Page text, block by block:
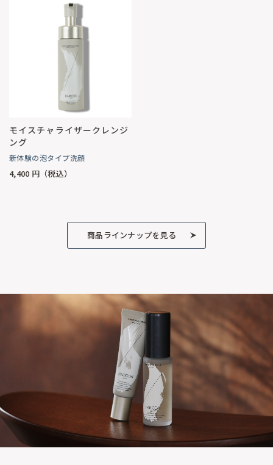
モイスチャライザークレンジ
ング
新体験の泡タイプ洗顔
4,400 円（税込）
商品ラインナップを見る